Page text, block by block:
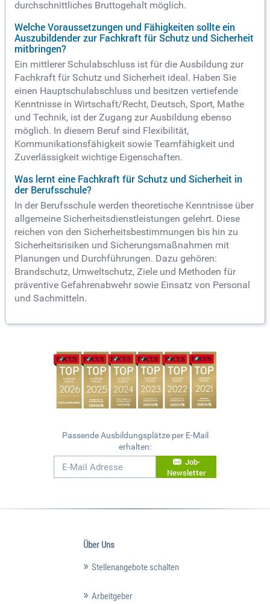
durchschnittliches Bruttogehalt möglich.
Welche Voraussetzungen und Fähigkeiten sollte ein
Auszubildender zur Fachkraft für Schutz und Sicherheit
mitbringen?
Ein mittlerer Schulabschluss ist für die Ausbildung zur
Fachkraft für Schutz und Sicherheit ideal. Haben Sie
einen Hauptschulabschluss und besitzen vertiefende
Kenntnisse in Wirtschaft/Recht, Deutsch, Sport, Mathe
und Technik, ist der Zugang zur Ausbildung ebenso
möglich. In diesem Beruf sind Flexibilität,
Kommunikationsfähigkeit sowie Teamfähigkeit und
Zuverlässigkeit wichtige Eigenschaften.
Was lernt eine Fachkraft für Schutz und Sicherheit in
der Berufsschule?
In der Berufsschule werden theoretische Kenntnisse über
allgemeine Sicherheitsdienstleistungen gelehrt. Diese
reichen von den Sicherheitsbestimmungen bis hin zu
Sicherheitsrisiken und Sicherungsmaßnahmen mit
Planungen und Durchführungen. Dazu gehören:
Brandschutz, Umweltschutz, Ziele und Methoden für
präventive Gefahrenabwehr sowie Einsatz von Personal
und Sachmitteln.
Passende Ausbildungsplätze per E-Mail
erhalten:
Job-
Newsletter
Über Uns
Stellenangebote schalten
Arbeitgeber